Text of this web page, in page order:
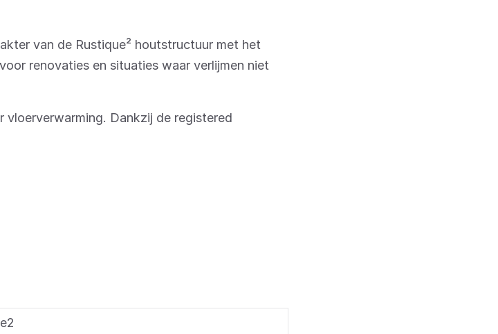
van de Rustique² houtstructuur met het
renovaties en situaties waar verlijmen niet
vloerverwarming. Dankzij de registered